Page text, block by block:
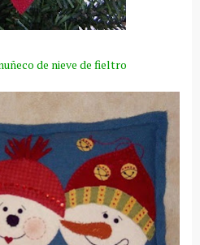
de nieve de fieltro